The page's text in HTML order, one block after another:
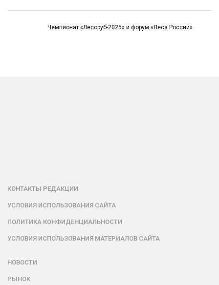
Чемпионат «Лесоруб-2025» и форум «Леса России»
КОНТАКТЫ РЕДАКЦИИ
УСЛОВИЯ ИСПОЛЬЗОВАНИЯ САЙТА
ПОЛИТИКА КОНФИДЕНЦИАЛЬНОСТИ
УСЛОВИЯ ИСПОЛЬЗОВАНИЯ МАТЕРИАЛОВ САЙТА
НОВОСТИ
РЫНОК